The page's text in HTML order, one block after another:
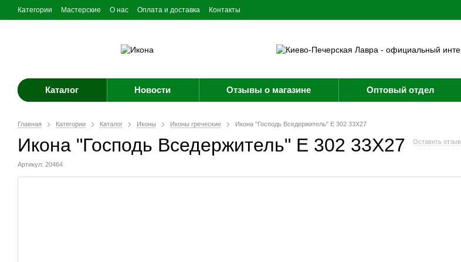
Категории Мастерские О нас Оплата и доставка Контакты
Каталог Новости Отзывы о магазине Оптовый отдел
Главная Категории Каталог Иконы Иконы греческие Икона "Господь Вседержитель" E 302 33X27
Икона "Господь Вседержитель" E 302 33X27 Оставить отзыв
Артикул: 20464